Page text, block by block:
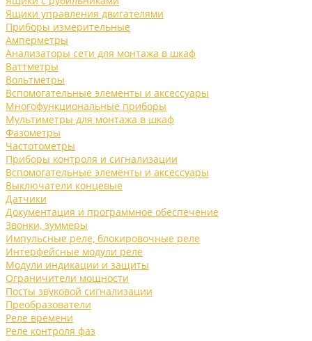
Ящики управления двигателями
Приборы измерительные
Амперметры
Анализаторы сети для монтажа в шкаф
Ваттметры
Вольтметры
Вспомогательные элементы и аксессуары
Многофункциональные приборы
Мультиметры для монтажа в шкаф
Фазометры
Частотометры
Приборы контроля и сигнализации
Вспомогательные элементы и аксессуары
Выключатели концевые
Датчики
Документация и программное обеспечение
Звонки, зуммеры
Импульсные реле, блокировочные реле
Интерфейсные модули реле
Модули индикации и защиты
Ограничители мощности
Посты звуковой сигнализации
Преобразователи
Реле времени
Реле контроля фаз